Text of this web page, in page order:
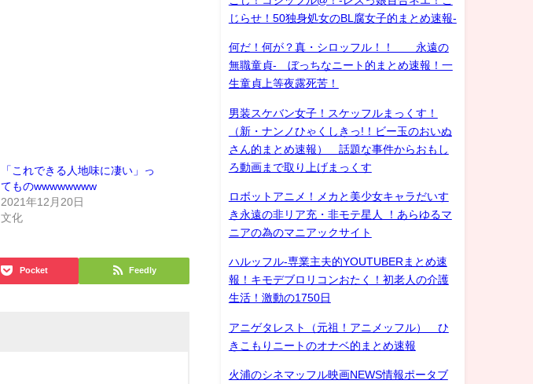
「これできる人地味に凄い」っ
てものwwwwwwww
2021年12月20日
文化
Pocket Feedly
じらせ！50独身処女のBL腐女子的まとめ速報-
何だ！何が？真・シロッフル！！ 永遠の
無職童貞- ぼっちなニート的まとめ速報！一
生童貞上等夜露死苦！
男装スケバン女子！スケッフルまっくす！
（新・ナンノひゃくしきっ!！ビー玉のおいぬ
さん的まとめ速報） 話題な事件からおもし
ろ動画まで取り上げまっくす
ロボットアニメ！メカと美少女キャラだいす
き永遠の非リア充・非モテ星人 ！あらゆるマ
ニアの為のマニアックサイト
ハルッフル-専業主夫的YOUTUBERまとめ速
報！キモデブロリコンおたく！初老人の介護
生活！激動の1750日
アニゲタレスト（元祖！アニメッフル） ひ
きこもりニートのオナベ的まとめ速報
火浦のシネマッフル映画NEWS情報ポータブ